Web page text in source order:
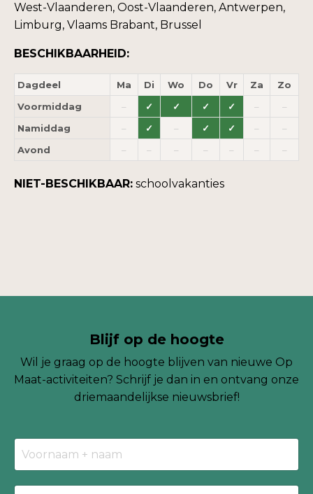
West-Vlaanderen, Oost-Vlaanderen, Antwerpen,
Limburg, Vlaams Brabant, Brussel
BESCHIKBAARHEID:
Dagdeel Ma Di Wo Do Vr Za
Zo
Voormiddag
– ✓ ✓ ✓ ✓ –
–
Namiddag
– ✓ – ✓ ✓ –
–
Avond
– – – – – – –
NIET-BESCHIKBAAR: schoolvakanties
Blijf op de hoogte
Wil je graag op de hoogte blijven van nieuwe Op
Maat-activiteiten? Schrijf je dan in en ontvang onze
driemaandelijkse nieuwsbrief!